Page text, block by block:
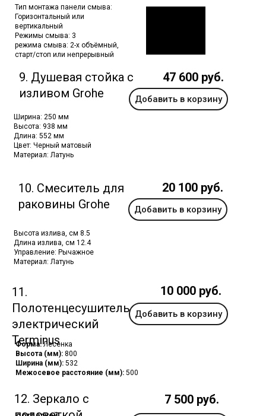
Добавить в корзину
Добавить в корзину
Добавить в корзину
Форма:Лесенка
Высота (мм): 800
Ширина (мм): 532
Межосевое расстояние (мм): 500
10 000 руб.
11.
Полотенцесушитель
электрический
Terminus
Высота излива, см 8.5
Длина излива, см 12.4
Управление: Рычажное
Материал: Латунь
20 100 руб.
10. Смеситель для
раковины Grohe
Ширина: 250 мм
Высота: 938 мм
Длина: 552 мм
Цвет: Черный матовый
Материал: Латунь
47 600 руб.
9. Душевая стойка с
изливом Grohe
Тип монтажа панели смыва:
Горизонтальный или
вертикальный
Режимы смыва: 3
режима смыва: 2-х объёмный,
старт/стоп или непрерывный
7 500 руб.
12. Зеркало с